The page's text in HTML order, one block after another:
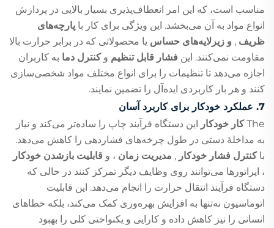
مناسب است، که این امر انعطاف‌پذیری بسیار بالایی در پردازش
انواع مواد به آن می‌بخشد. این ویژگی برای کار با پارچه‌های
ظریف , و زیرلایه‌های حساس یا محصولاتی که در برابر حرارت بالا
مقاومت نمی‌کنند. این فشار قابل تنظیم وکنترل دما به کاربران
اجازه می‌دهد تا تنظیمات را برای انواع مختلف مواد شخصی‌سازی
کنند و هر بار کاربردی ایده‌آل را تضمین نمایند.
7. عملکرد خودکار برای کاربرد آسان
The کار خودکار این دستگاه فرآیند چاپ را ساده‌تر می‌کند و نیاز
به مداخلهٔ دستی در طول چرخه‌های فشاردهی را کاهش می‌دهد.
باکنترل فشار خودکار , مدیریت زمان ، و قابلیت بازشدن خودکار
، اپراتورها می‌توانند روی وظایف دیگر تمرکز کنند در حالی که
دستگاه فرآیند انتقال حرارت را انجام می‌دهد. این قابلیت
اتوماسیون نه‌تنها به افزایش بهره‌وری کمک می‌کند، بلکه خطاهای
انسانی را نیز کاهش داده و کارایی و یکنواختی کلی را بهبود